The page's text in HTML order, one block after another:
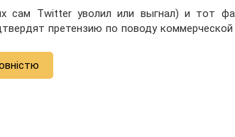
сам Twitter уволил или выгнал) и тот
претензию по поводу